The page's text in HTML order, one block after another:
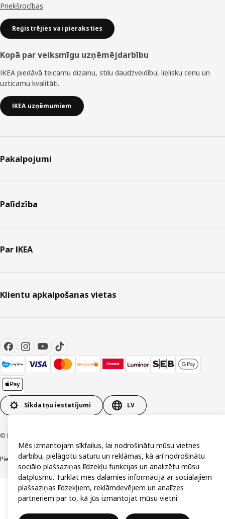
Priekšrocības
Reģistrējies vai pieraksties
Kopā par veiksmīgu uzņēmējdarbību
IKEA piedāvā teicamu dizainu, stilu daudzveidību, lielisku cenu un
uzticamu kvalitāti.
IKEA uzņēmumiem
Pakalpojumi
Palīdzība
Par IKEA
Klientu apkalpošanas vietas
Sīkdatņu iestatījumi LV
© Inter IKEA Systems B.V. 1999-2026
PiekļūstamībaVispārīgi noteikumiPrivātuma un sīkdatņu politikaKontakti
Mēs izmantojam sīkfailus, lai nodrošinātu mūsu vietnes
darbību, pielāgotu saturu un reklāmas, kā arī nodrošinātu
sociālo plašsaziņas līdzekļu funkcijas un analizētu mūsu
datplūsmu. Turklāt mēs dalāmies informācijā ar sociālajiem
plašsaziņas līdzekļiem, reklāmdevējiem un analīzes
partneriem par to, kā jūs izmantojat mūsu vietni.